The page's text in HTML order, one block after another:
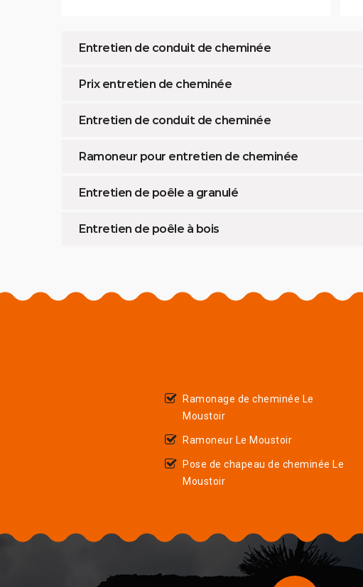
Entretien de conduit de cheminée
Prix entretien de cheminée
Entretien de conduit de cheminée
Ramoneur pour entretien de cheminée
Entretien de poêle a granulé
Entretien de poêle à bois
Ramonage de cheminée Le
Moustoir
Ramoneur Le Moustoir
Pose de chapeau de cheminée Le
Moustoir